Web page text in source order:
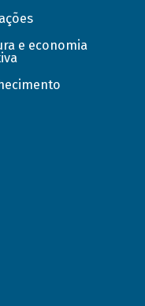
e economia